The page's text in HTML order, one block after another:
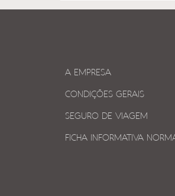
A EMPRESA
CONDIÇÕES GERAIS
SEGURO DE VIAGEM
FICHA INFORMATIVA